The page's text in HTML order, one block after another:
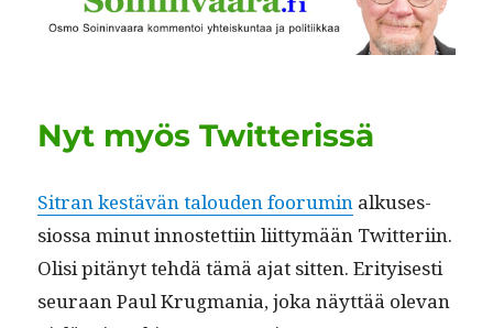
Nyt myös Twitterissä
Sitran kestävän talouden foo­ru­min alkuses­
sios­sa min­ut innos­tet­ti­in liit­tymään Twit­teri­in.
Olisi pitänyt tehdä tämä ajat sit­ten. Eri­tyis­es­ti
seu­raan Paul Krug­ma­nia, joka näyt­tää ole­van